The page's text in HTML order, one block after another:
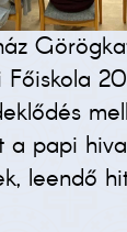
Főiskola
a papi
leendő